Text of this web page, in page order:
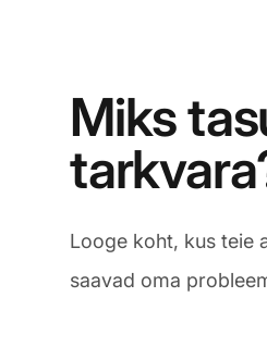
Miks
Looge koht, kus teie
saavad oma